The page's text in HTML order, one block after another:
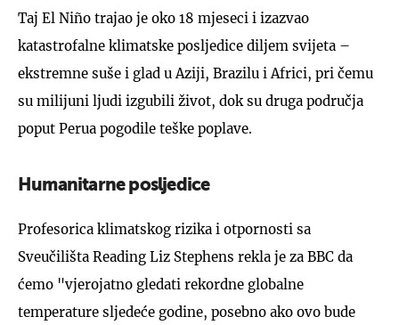
Taj El Niño trajao je oko 18 mjeseci i izazvao
katastrofalne klimatske posljedice diljem svijeta –
ekstremne suše i glad u Aziji, Brazilu i Africi, pri čemu
su milijuni ljudi izgubili život, dok su druga područja
poput Perua pogodile teške poplave.
Humanitarne posljedice
Profesorica klimatskog rizika i otpornosti sa
Sveučilišta Reading Liz Stephens rekla je za BBC da
ćemo "vjerojatno gledati rekordne globalne
temperature sljedeće godine, posebno ako ovo bude